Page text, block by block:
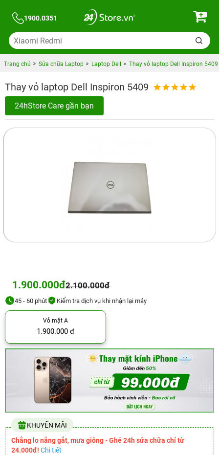
1900.0351
Trang chủ Sửa chữa Laptop Laptop Dell Thay vỏ laptop Dell Inspiron 5409
Thay vỏ laptop Dell Inspiron 5409
24hStore Care gần bạn
1.900.000đ2.100.000đ
45 - 60 phút Kiểm tra dịch vụ khi nhận lại máy
Vỏ mặt A
1.900.000 đ
KHUYẾN MÃI
Chẳng lo nắng gắt, mưa giông - Ghé 24h sửa chữa chỉ từ
24.000đ! Chi tiết